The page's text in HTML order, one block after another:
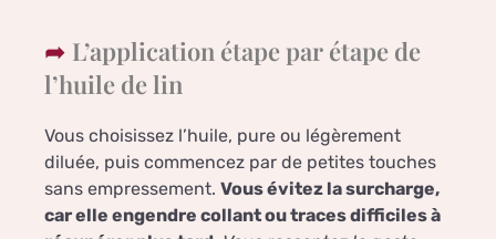
L’application étape par étape de
l’huile de lin
Vous choisissez l’huile, pure ou légèrement
diluée, puis commencez par de petites touches
sans empressement. Vous évitez la surcharge,
car elle engendre collant ou traces difficiles à